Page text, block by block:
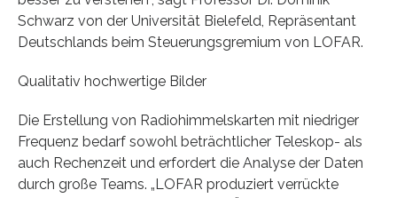
Schwarz von der Universität Bielefeld, Repräsentant
Deutschlands beim Steuerungsgremium von LOFAR.
Qualitativ hochwertige Bilder
Die Erstellung von Radiohimmelskarten mit niedriger
Frequenz bedarf sowohl beträchtlicher Teleskop- als
auch Rechenzeit und erfordert die Analyse der Daten
durch große Teams. „LOFAR produziert verrückte